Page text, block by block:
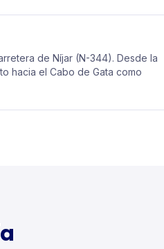
de Níjar (N-344). Desde la
hacia el Cabo de Gata como